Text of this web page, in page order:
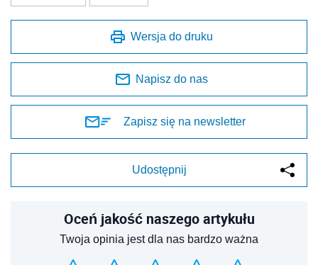
Wersja do druku
Napisz do nas
Zapisz się na newsletter
Udostępnij
Oceń jakość naszego artykułu
Twoja opinia jest dla nas bardzo ważna